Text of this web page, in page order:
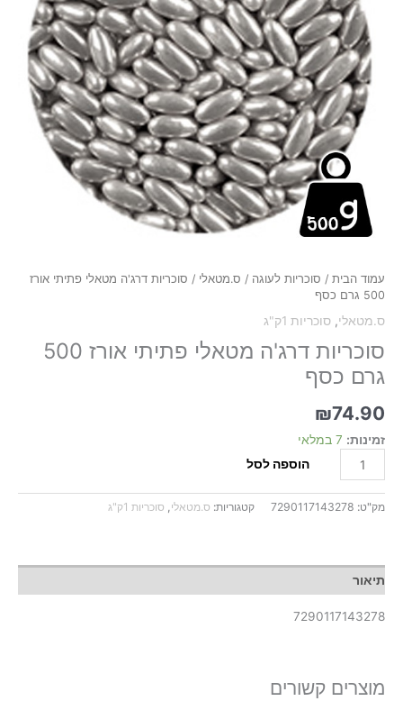
עמוד הבית / סוכריות לעוגה / ס.מטאלי / סוכריות דרג'ה מטאלי פתיתי אורז
500 גרם כסף
ס.מטאלי, סוכריות 1ק"ג
סוכריות דרג'ה מטאלי פתיתי אורז 500
גרם כסף
₪74.90
זמינות: 7 במלאי
500
גרם
כסף
הוספה לסל
מק"ט: 7290117143278 קטגוריות: ס.מטאלי, סוכריות 1ק"ג
תיאור
7290117143278
מוצרים קשורים